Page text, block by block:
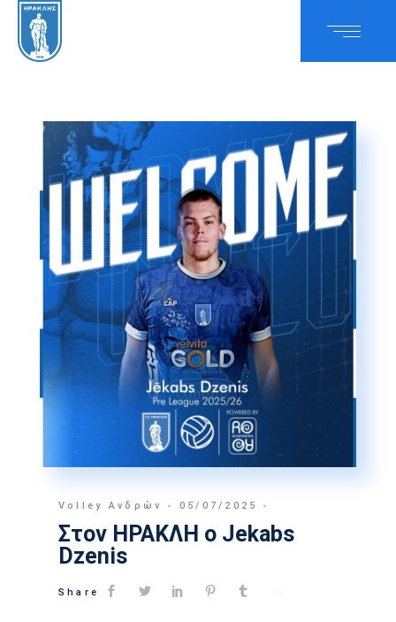
Volley Ανδρών 05/07/2025
Στον ΗΡΑΚΛΗ ο Jekabs
Dzenis
Share